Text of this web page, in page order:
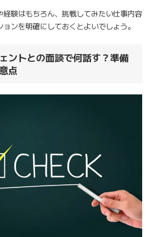
経験はもちろん、挑戦してみたい仕事内容
ンを明確にしておくとよいでしょう。
ントとの面談で何話す？準備
点